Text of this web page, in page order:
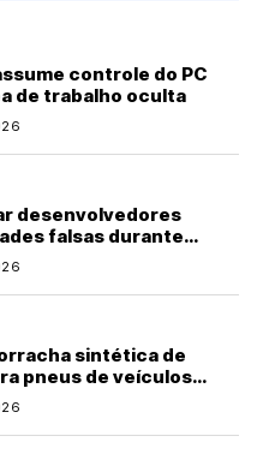
controle do PC
de trabalho oculta
desenvolvedores
falsas durante
sintética de
pneus de veículos